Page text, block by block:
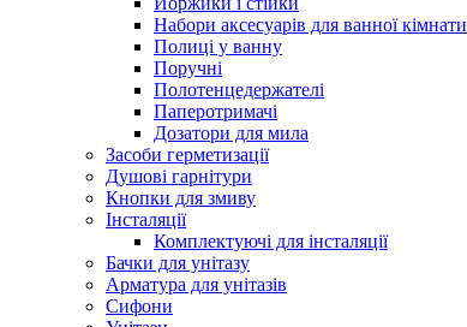
Набори аксесуарів для ванної кімнати
Полиці у ванну
Поручні
Полотенцедержателі
Паперотримачі
Дозатори для мила
Засоби герметизації
Душові гарнітури
Кнопки для змиву
Інсталяції
Комплектуючі для інсталяції
Бачки для унітазу
Арматура для унітазів
Сифони